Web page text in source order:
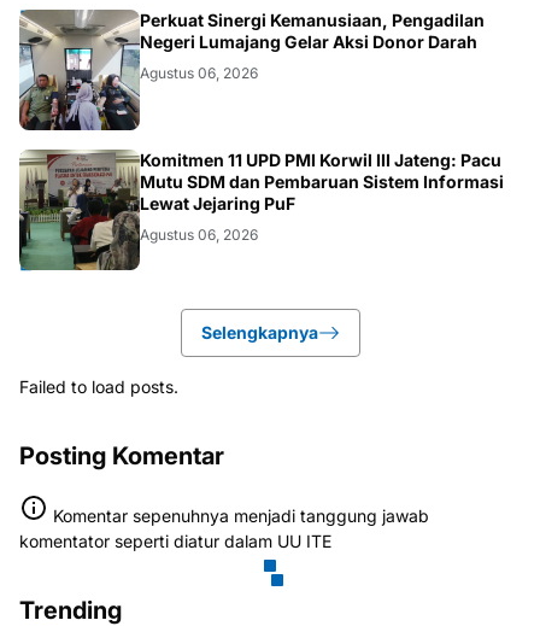
JATIM
Perkuat Sinergi Kemanusiaan, Pengadilan
Negeri Lumajang Gelar Aksi Donor Darah
Agustus 06, 2026
BANJARNEGARA
Komitmen 11 UPD PMI Korwil III Jateng: Pacu
Mutu SDM dan Pembaruan Sistem Informasi
Lewat Jejaring PuF
Agustus 06, 2026
Selengkapnya
Failed to load posts.
Posting Komentar
Komentar sepenuhnya menjadi tanggung jawab
komentator seperti diatur dalam UU ITE
Trending